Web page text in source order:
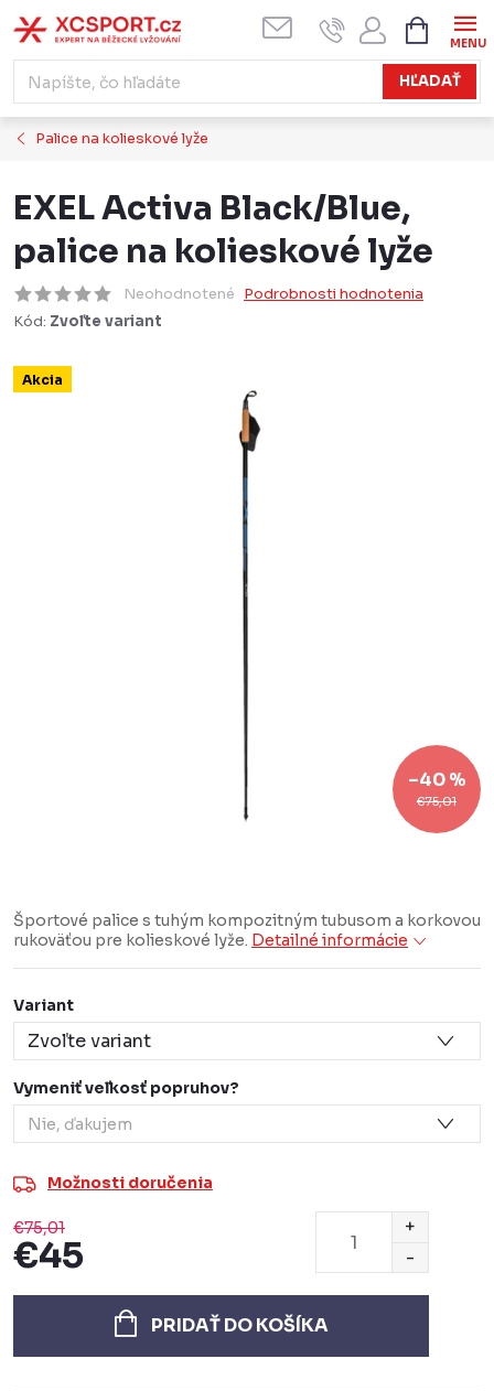
na
obsah
HĽADAŤ
KOŠÍK
Palice na kolieskové lyže
EXEL Activa Black/Blue,
palice na kolieskové lyže
Neohodnotené Podrobnosti hodnotenia
Kód: Zvoľte variant
Akcia
€75,01
–40 %
Športové palice s tuhým kompozitným tubusom a korkovou
rukoväťou pre kolieskové lyže. Detailné informácie
Variant
Vymeniť veľkosť popruhov?
Možnosti doručenia
€75,01
€45
cena:
PRIDAŤ DO KOŠÍKA